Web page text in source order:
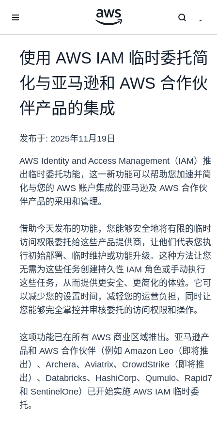
使用 AWS IAM 临时委托简
化与亚马逊和 AWS 合作伙
伴产品的集成
发布于: 2025年11月19日
AWS Identity and Access Management（IAM）推
出临时委托功能，这一新功能可以帮助您加速并简
化与您的 AWS 账户集成的亚马逊及 AWS 合作伙
伴产品的采用和管理。
借助今天发布的功能，您能够安全地将有限的临时
访问权限委托给这些产品提供商，让他们代表您执
行初始部署、临时维护或功能升级。这种方法让您
无需为这些任务创建持久性 IAM 角色或手动执行
这些任务，从而提供更安全、更简化的体验。它可
以减少您的设置时间，减轻您的运营负担，同时让
您能够完全掌控并审核委托的访问权限和操作。
这项功能已在所有 AWS 商业区域推出。亚马逊产
品和 AWS 合作伙伴（例如 Amazon Leo（即将推
出）、Archera、Aviatrix、CrowdStrike（即将推
出）、Databricks、HashiCorp、Qumulo、Rapid7
和 SentinelOne）已开始实施 AWS IAM 临时委
托。